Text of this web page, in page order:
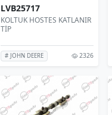
LVB25717
KOLTUK HOSTES KATLANIR
TİP
# JOHN DEERE 2326